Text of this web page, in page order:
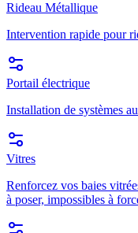
Rideau Métallique
Intervention rapide pour
Portail électrique
Installation de systèmes
Vitres
Renforcez vos baies
à poser, impossibles à